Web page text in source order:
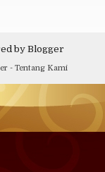
by Blogger
- Tentang Kami